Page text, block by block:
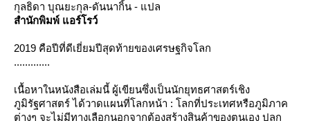
กุลธิดา บุณยะกุล-ดันนากิ้น - แปล
สำนักพิมพ์ แอร์โรว์
2019 คือปีที่ดีเยี่ยมปีสุดท้ายของเศรษฐกิจโลก
.............
เนื้อหาในหนังสือเล่มนี้ ผู้เขียนซึ่งเป็นนักยุทธศาสตร์เชิง
ภูมิรัฐศาสตร์ ได้วาดแผนที่โลกหน้า : โลกที่ประเทศหรือภูมิภาค
ต่างๆ จะไม่มีทางเลือกนอกจากต้องสร้างสินค้าของตนเอง ปลูก